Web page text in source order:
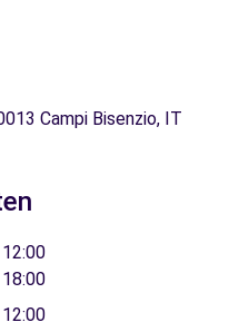
Campi Bisenzio, IT